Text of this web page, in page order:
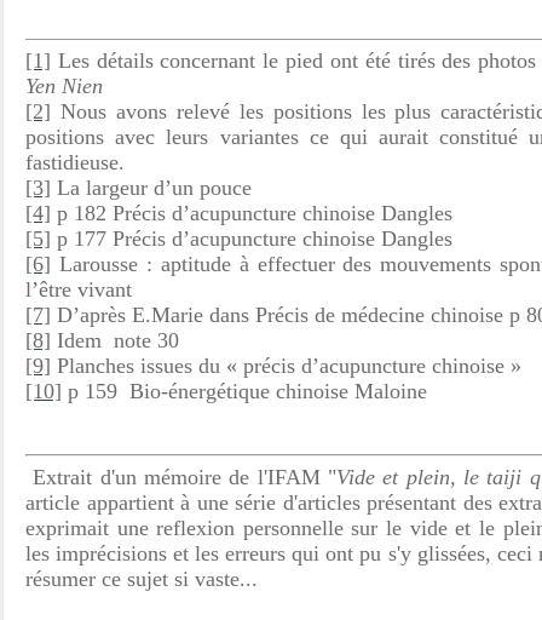
[1] Les détails concernant le pied ont été tirés des
Yen Nien
[2] Nous avons relevé les positions les plus
positions avec leurs variantes ce qui aurait constitué
fastidieuse.
[3] La largeur d’un pouce
[4] p 182 Précis d’acupuncture chinoise Dangles
[5] p 177 Précis d’acupuncture chinoise Dangles
[6] Larousse : aptitude à effectuer des mouvements
l’être vivant
[7] D’après E.Marie dans Précis de médecine chinoise p
[8] Idem note 30
[9] Planches issues du « précis d’acupuncture chinoise »
[10] p 159 Bio-énergétique chinoise Maloine
Extrait d'un mémoire de l'IFAM "Vide et plein, le taiji
article appartient à une série d'articles présentant des
exprimait une reflexion personnelle sur le vide et le
les imprécisions et les erreurs qui ont pu s'y glissées, ceci
résumer ce sujet si vaste...